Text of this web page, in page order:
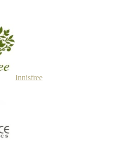
Innisfree